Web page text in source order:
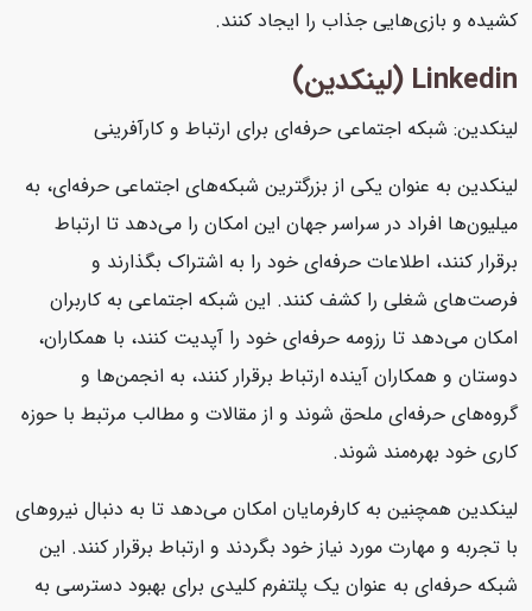
کشیده و بازی‌هایی جذاب را ایجاد کنند.
Linkedin (لینکدین)
لینکدین: شبکه اجتماعی حرفه‌ای برای ارتباط و کارآفرینی
لینکدین به عنوان یکی از بزرگترین شبکه‌های اجتماعی حرفه‌ای، به
میلیون‌ها افراد در سراسر جهان این امکان را می‌دهد تا ارتباط
برقرار کنند، اطلاعات حرفه‌ای خود را به اشتراک بگذارند و
فرصت‌های شغلی را کشف کنند. این شبکه اجتماعی به کاربران
امکان می‌دهد تا رزومه حرفه‌ای خود را آپدیت کنند، با همکاران،
دوستان و همکاران آینده ارتباط برقرار کنند، به انجمن‌ها و
گروه‌های حرفه‌ای ملحق شوند و از مقالات و مطالب مرتبط با حوزه
کاری خود بهره‌مند شوند.
لینکدین همچنین به کارفرمایان امکان می‌دهد تا به دنبال نیروهای
با تجربه و مهارت مورد نیاز خود بگردند و ارتباط برقرار کنند. این
شبکه حرفه‌ای به عنوان یک پلتفرم کلیدی برای بهبود دسترسی به